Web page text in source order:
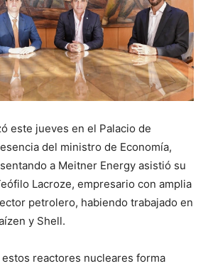
este jueves en el Palacio de
del ministro de Economía,
a Meitner Energy asistió su
Lacroze, empresario con amplia
petrolero, habiendo trabajado en
y Shell.
reactores nucleares forma